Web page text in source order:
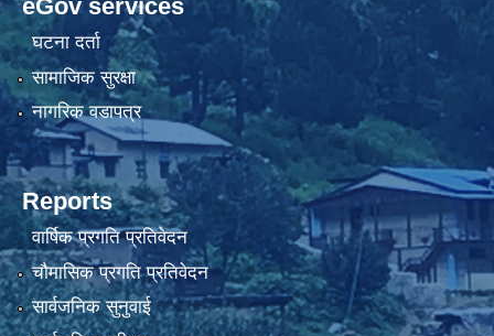
eGov services
घटना दर्ता
सामाजिक सुरक्षा
नागरिक वडापत्र
Reports
वार्षिक प्रगति प्रतिवेदन
चौमासिक प्रगति प्रतिवेदन
सार्वजनिक सुनुवाई